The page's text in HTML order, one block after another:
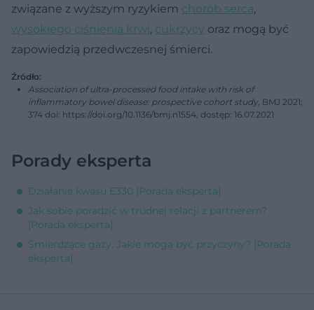
związane z wyższym ryzykiem chorób serca,
wysokiego ciśnienia krwi, cukrzycy oraz mogą być
zapowiedzią przedwczesnej śmierci.
Źródło:
Association of ultra-processed food intake with risk of
inflammatory bowel disease: prospective cohort study, BMJ 2021;
374 doi: https://doi.org/10.1136/bmj.n1554, dostęp: 16.07.2021
Porady eksperta
Działanie kwasu E330 [Porada eksperta]
Jak sobie poradzić w trudnej relacji z partnerem?
[Porada eksperta]
Śmierdzące gazy. Jakie mogą być przyczyny? [Porada
eksperta]